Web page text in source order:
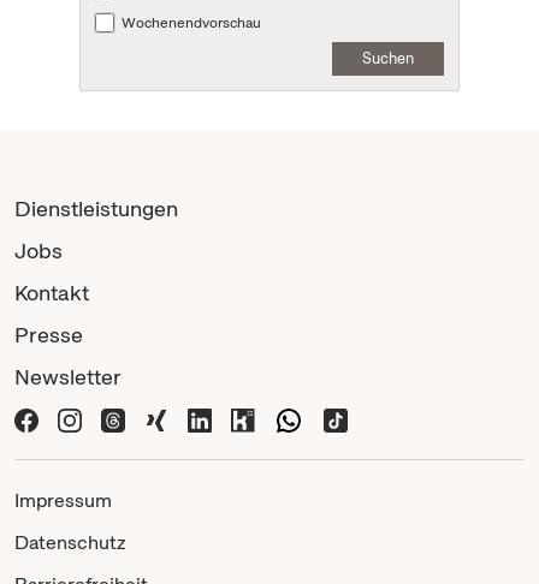
Wochenendvorschau
Suchen
Dienstleistungen
Jobs
Kontakt
Presse
Newsletter
Impressum
Datenschutz